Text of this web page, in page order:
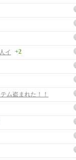
イ
+2
盗まれた！！